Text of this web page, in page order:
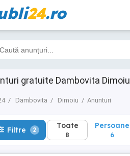
24.ro
gratuite Dambovita Dimoiu
Dambovita Dimoiu Anunturi
Filtre 2 Toate
8
Filtre 2 Toate
8
Persoane
6